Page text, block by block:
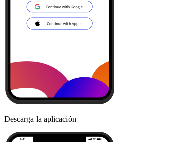
Descarga la aplicación